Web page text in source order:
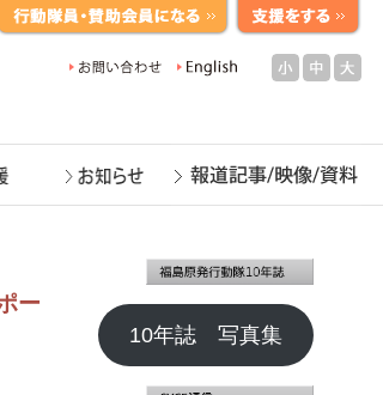
小 中 大
ー
10年誌 写真集